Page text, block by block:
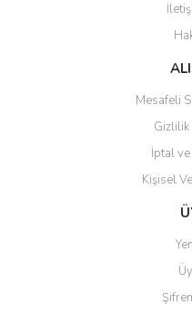
Ürün bilgilerinde hatalar
Ürün fiyatı diğer sitelerden
Bu ürüne benzer farklı
Mesafeli
İptal ve
Kişisel